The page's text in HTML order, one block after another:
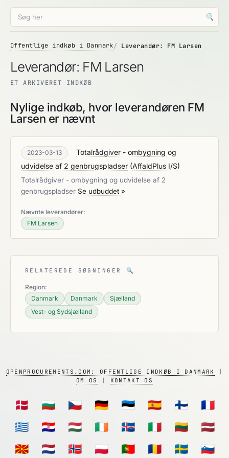
🔍
Offentlige indkøb i Danmark Leverandør: FM Larsen
Leverandør: FM Larsen
ET ARKIVERET INDKØB
Nylige indkøb, hvor leverandøren FM
Larsen er nævnt
2023-03-13
Totalrådgiver - ombygning og
udvidelse af 2 genbrugspladser (AffaldPlus I/S)
Totalrådgiver - ombygning og udvidelse af 2
genbrugspladser Se udbuddet »
Nævnte leverandører:
FM Larsen
RELATEREDE SØGNINGER 🔍
Region:
Danmark
Danmark
Sjælland
Vest- og Sydsjælland
OPENPROCUREMENTS.COM: OFFENTLIGE INDKØB I DANMARK
OM OS
KONTAKT OS
🇩🇰 🇧🇬 🇨🇿 🇩🇪 🇪🇪 🇪🇸 🇫🇮
🇫🇷
🇬🇷
🇭🇷 🇭🇺 🇮🇪 🇮🇸 🇮🇹 🇱🇹
🇱🇻
🇲🇰
🇳🇱 🇳🇴 🇵🇱 🇵🇹 🇷🇴 🇸🇪 🇸🇮